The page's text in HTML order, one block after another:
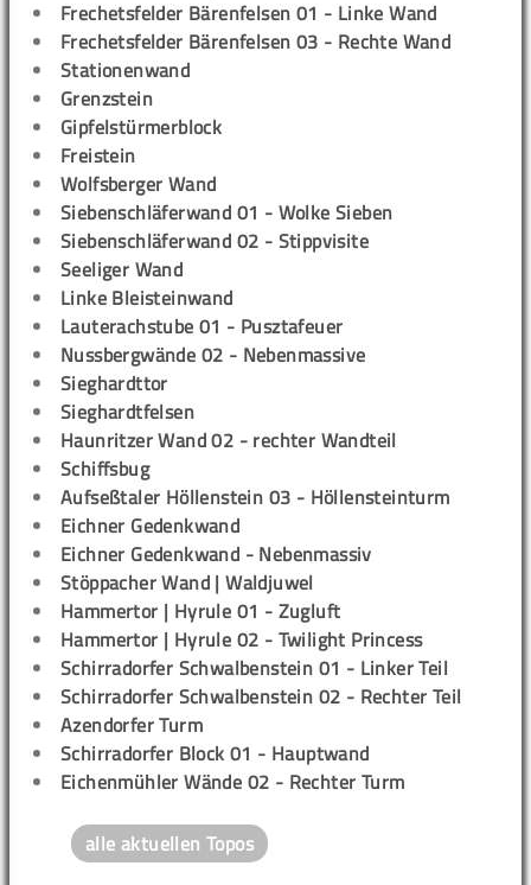
Frechetsfelder Bärenfelsen 01 - Linke Wand
Frechetsfelder Bärenfelsen 03 - Rechte Wand
Stationenwand
Grenzstein
Gipfelstürmerblock
Freistein
Wolfsberger Wand
Siebenschläferwand 01 - Wolke Sieben
Siebenschläferwand 02 - Stippvisite
Seeliger Wand
Linke Bleisteinwand
Lauterachstube 01 - Pusztafeuer
Nussbergwände 02 - Nebenmassive
Sieghardttor
Sieghardtfelsen
Haunritzer Wand 02 - rechter Wandteil
Schiffsbug
Aufseßtaler Höllenstein 03 - Höllensteinturm
Eichner Gedenkwand
Eichner Gedenkwand - Nebenmassiv
Stöppacher Wand | Waldjuwel
Hammertor | Hyrule 01 - Zugluft
Hammertor | Hyrule 02 - Twilight Princess
Schirradorfer Schwalbenstein 01 - Linker Teil
Schirradorfer Schwalbenstein 02 - Rechter Teil
Azendorfer Turm
Schirradorfer Block 01 - Hauptwand
Eichenmühler Wände 02 - Rechter Turm
alle aktuellen Topos